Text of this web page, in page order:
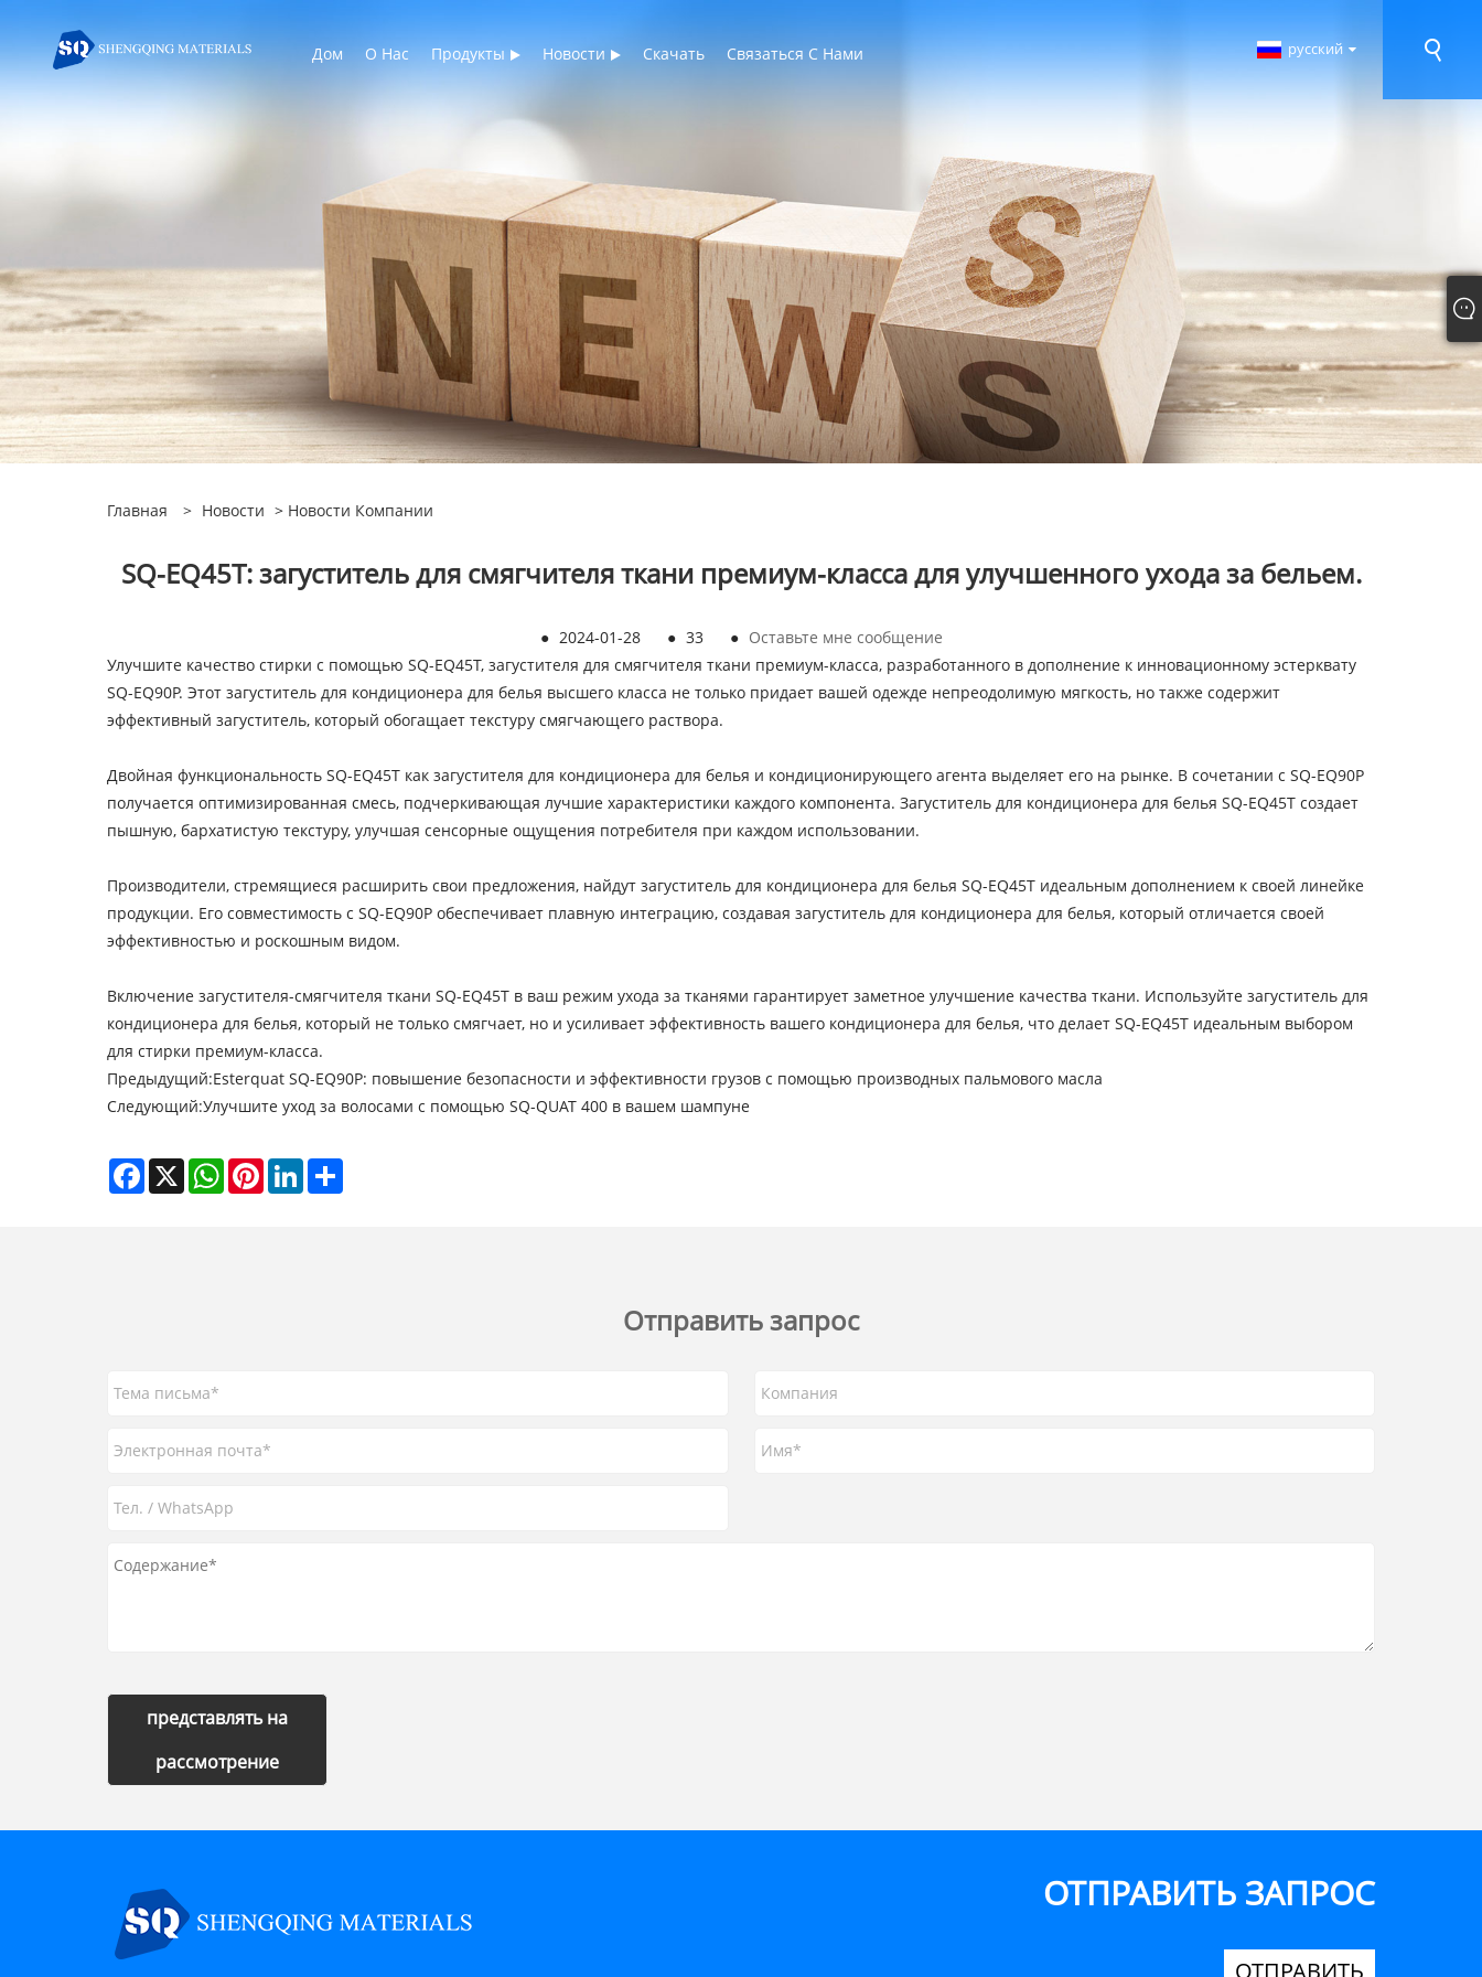
Дом О Нас Продукты Новости Скачать Связаться С Нами русский
Главная > Новости > Новости Компании
SQ-EQ45T: загуститель для смягчителя ткани премиум-класса для улучшенного ухода за бельем.
● 2024-01-28 ● 33 ● Оставьте мне сообщение
Улучшите качество стирки с помощью SQ-EQ45T, загустителя для смягчителя ткани премиум-класса, разработанного в дополнение к инновационному эстерквату
SQ-EQ90P. Этот загуститель для кондиционера для белья высшего класса не только придает вашей одежде непреодолимую мягкость, но также содержит
эффективный загуститель, который обогащает текстуру смягчающего раствора.
Двойная функциональность SQ-EQ45T как загустителя для кондиционера для белья и кондиционирующего агента выделяет его на рынке. В сочетании с SQ-EQ90P
получается оптимизированная смесь, подчеркивающая лучшие характеристики каждого компонента. Загуститель для кондиционера для белья SQ-EQ45T создает
пышную, бархатистую текстуру, улучшая сенсорные ощущения потребителя при каждом использовании.
Производители, стремящиеся расширить свои предложения, найдут загуститель для кондиционера для белья SQ-EQ45T идеальным дополнением к своей линейке
продукции. Его совместимость с SQ-EQ90P обеспечивает плавную интеграцию, создавая загуститель для кондиционера для белья, который отличается своей
эффективностью и роскошным видом.
Включение загустителя-смягчителя ткани SQ-EQ45T в ваш режим ухода за тканями гарантирует заметное улучшение качества ткани. Используйте загуститель для
кондиционера для белья, который не только смягчает, но и усиливает эффективность вашего кондиционера для белья, что делает SQ-EQ45T идеальным выбором
для стирки премиум-класса.
Предыдущий:Esterquat SQ-EQ90P: повышение безопасности и эффективности грузов с помощью производных пальмового масла
Следующий:Улучшите уход за волосами с помощью SQ-QUAT 400 в вашем шампуне
Facebook
X WhatsAppPinterestLinkedIn
Отправить запрос
представлять на
рассмотрение
ОТПРАВИТЬ ЗАПРОС
ОТПРАВИТЬ